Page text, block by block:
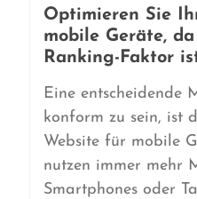
Optimieren Sie
mobile Geräte,
Ranking-Faktor
Eine entscheidende
konform zu sein, ist
Website für mobile
nutzen immer mehr
Smartphones oder